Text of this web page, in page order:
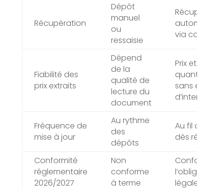
Récupération
Dépôt
manuel
ou
ressaisie
via
Fiabilité des
prix extraits
Dépend
de la
qualité de
lecture du
document
Prix et
quantités
sans erreur
Fréquence de
mise à jour
Au rythme
des
dépôts
Au fil de
dès
Conformité
réglementaire
2026/2027
Non
conforme
à terme
Conforme
l’obligation
légale